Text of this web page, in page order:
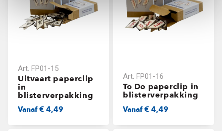
Art. FP01-15
Uitvaart paperclip
in
blisterverpakking
Vanaf€ 4,49
Art. FP01-16
To Do paperclip in
blisterverpakking
Vanaf€ 4,49